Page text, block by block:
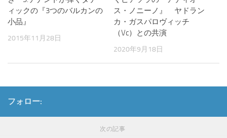
ィックの『3つのバルカンの
小品』
2015年11月28日
ス・ノニーノ』 ヤドラン
カ・ガスパロヴィッチ
（Vc）との共演
2020年9月18日
フォロー:
次の記事